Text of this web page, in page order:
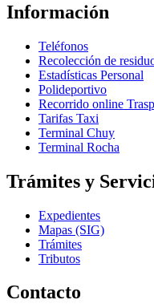
Información
Teléfonos
Recolección de
Estadísticas Personal
Polideportivo
Recorrido online
Tarifas Taxi
Terminal Chuy
Terminal Rocha
Trámites y
Expedientes
Mapas (SIG)
Trámites
Tributos
Contacto